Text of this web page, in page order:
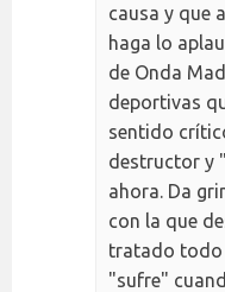
causa y que
haga lo
de Onda
deportivas
sentido
destructor y
ahora. Da
con la que
tratado todo
"sufre"